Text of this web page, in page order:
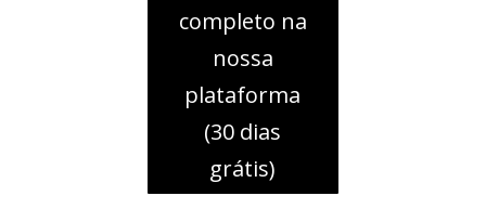
completo na
nossa
plataforma
(30 dias
grátis)